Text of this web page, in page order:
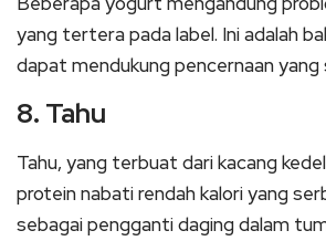
yang tertera pada label. Ini adalah
dapat mendukung pencernaan yang
8. Tahu
Tahu, yang terbuat dari kacang
protein nabati rendah kalori yang
sebagai pengganti daging dalam